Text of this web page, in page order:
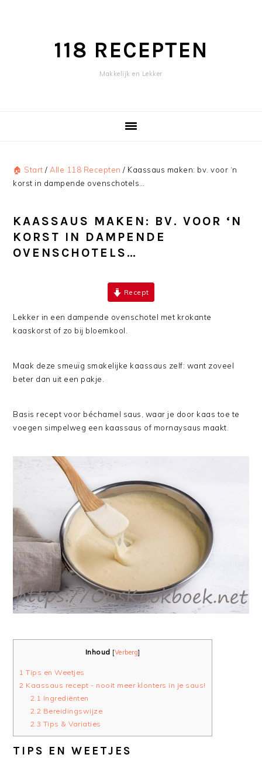
118 RECEPTEN
Makkelijk en Lekker
🏠 Start / Alle 118 Recepten / Kaassaus maken: bv. voor ‘n
korst in dampende ovenschotels…
KAASSAUS MAKEN: BV. VOOR ‘N
KORST IN DAMPENDE
OVENSCHOTELS…
Recept
Lekker in een dampende ovenschotel met krokante
kaaskorst of zo bij bloemkool.
Maak deze smeuïg smakelijke kaassaus zelf: want zoveel
beter dan uit een pakje.
Basis recept voor béchamel saus, waar je door kaas toe te
voegen simpelweg een kaassaus of mornaysaus maakt.
Inhoud [Verberg]
1 Tips en Weetjes
2 Kaassaus recept - nooit meer klonters in je saus!
2.1 Ingrediënten
2.2 Bereidingswijze
2.3 Tips & Variaties
TIPS EN WEETJES